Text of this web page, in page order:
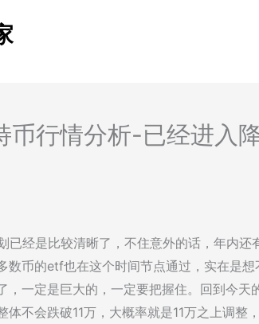
币行情分析-已经进入
已经是比较清晰了，不住意外的话，年内
数币的etf也在这个时间节点通过，实在是
，一定是巨大的，一定要把握住。回到今天
体不会跌破11万，大概率就是11万之上调整